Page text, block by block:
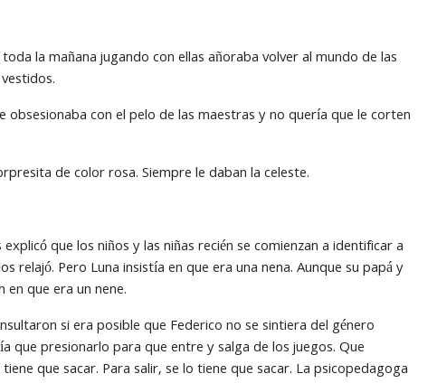
la mañana jugando con ellas añoraba volver al mundo de las
obsesionaba con el pelo de las maestras y no quería que le corten
de color rosa. Siempre le daban la celeste.
que los niños y las niñas recién se comienzan a identificar a
Pero Luna insistía en que era una nena. Aunque su papá y
que era un nene.
si era posible que Federico no se sintiera del género
que presionarlo para que entre y salga de los juegos. Que
que sacar. Para salir, se lo tiene que sacar. La psicopedagoga